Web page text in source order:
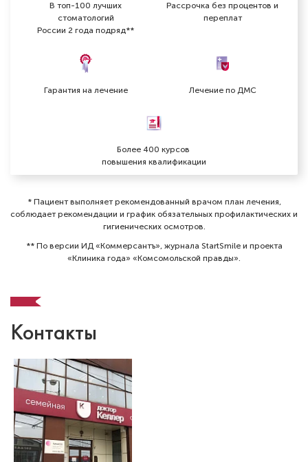
В топ-100 лучших
стоматологий
России 2 года подряд**
Рассрочка без процентов и
переплат
Гарантия на лечение Лечение по ДМС
Более 400 курсов
повышения квалификации
* Пациент выполняет рекомендованный врачом план лечения,
соблюдает рекомендации и график обязательных профилактических и
гигиенических осмотров⁠.
** По версии ИД «Коммерсантъ», журнала StartSmile и проекта
«Клиника года» «Комсомольской правды».
Контакты